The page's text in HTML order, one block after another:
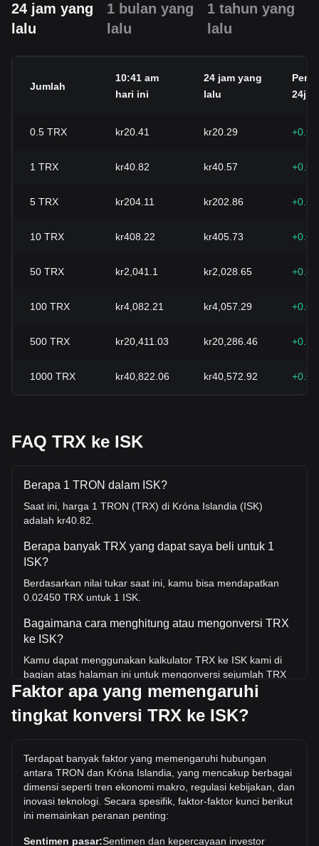
24 jam yang
lalu
1 bulan yang
lalu
1 tahun yang
lalu
Jumlah
10:41 am
hari ini
24 jam yang
lalu
24j
0.5 TRX kr20.41 kr20.29
1 TRX kr40.82 kr40.57
5 TRX kr204.11 kr202.86
10 TRX kr408.22 kr405.73
50 TRX kr2,041.1 kr2,028.65
100 TRX kr4,082.21 kr4,057.29
500 TRX kr20,411.03 kr20,286.46
1000 TRX kr40,822.06 kr40,572.92
FAQ TRX ke ISK
Berapa 1 TRON dalam ISK?
Saat ini, harga 1 TRON (TRX) di Króna Islandia (ISK)
adalah kr40.82.
Berapa banyak TRX yang dapat saya beli untuk 1
ISK?
Berdasarkan nilai tukar saat ini, kamu bisa mendapatkan
0.02450 TRX untuk 1 ISK.
Bagaimana cara menghitung atau mengonversi TRX
ke ISK?
Kamu dapat menggunakan kalkulator TRX ke ISK kami di
bagian atas halaman ini untuk mengonversi sejumlah TRX
ke ISK. Kami juga menyertakan tabel referensi cepat untuk
konversi yang paling populer. Misalnya, 5 ISK setara
dengan 0.1225 TRX, sedangkan 5 TRX akan berharga
Berapa harga TRX/ISK tertinggi sepanjang sejarah?
Harga tertinggi sepanjang masa untuk 1 TRX di ISK adalah
kr54.31. Masih harus dilihat apakah nilai 1 TRX/ISK akan
melampaui nilai tertinggi saat ini.
Faktor apa yang memengaruhi
tingkat konversi TRX ke ISK?
Terdapat banyak faktor yang memengaruhi hubungan
antara TRON dan Króna Islandia, yang mencakup berbagai
dimensi seperti tren ekonomi makro, regulasi kebijakan, dan
inovasi teknologi. Secara spesifik, faktor-faktor kunci berikut
ini memainkan peranan penting:
Sentimen pasar:Sentimen dan kepercayaan investor